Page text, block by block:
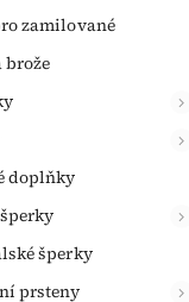
zamilované
brože
doplňky
šperky
prsteny